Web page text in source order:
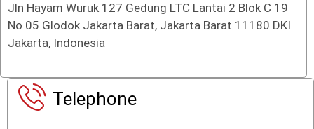
Jln Hayam Wuruk 127 Gedung LTC Lantai 2 Blok C 19
No 05 Glodok Jakarta Barat, Jakarta Barat 11180 DKI
Jakarta, Indonesia
Telephone